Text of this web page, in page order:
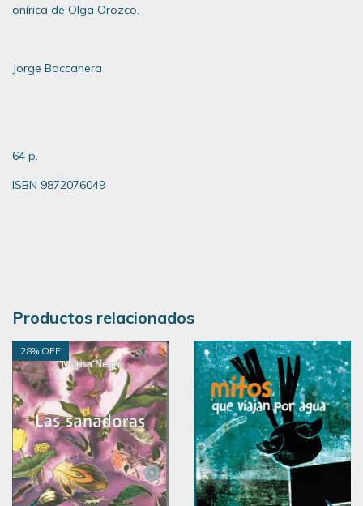
onírica de Olga Orozco.
Jorge Boccanera
64 p.
ISBN 9872076049
Productos relacionados
28% OFF